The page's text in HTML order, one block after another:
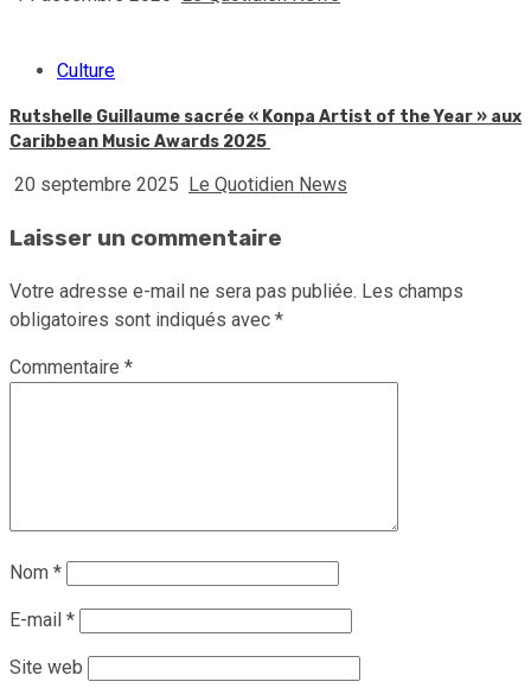
Culture
Rutshelle Guillaume sacrée « Konpa Artist of the Year » aux
Caribbean Music Awards 2025
20 septembre 2025 Le Quotidien News
Laisser un commentaire
Votre adresse e-mail ne sera pas publiée. Les champs
obligatoires sont indiqués avec *
Commentaire *
Nom *
E-mail *
Site web